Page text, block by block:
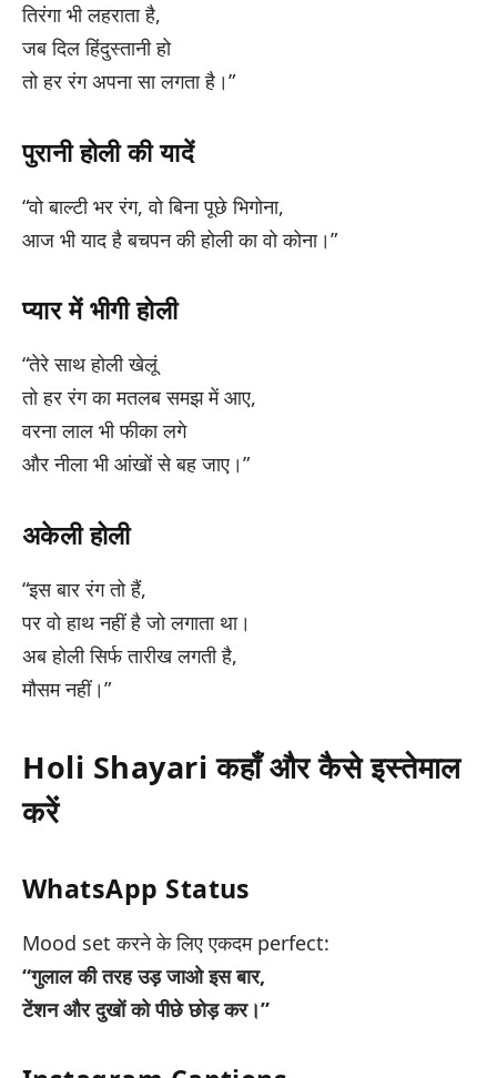
तिरंगा भी लहराता है,
जब दिल हिंदुस्तानी हो
तो हर रंग अपना सा लगता है।”
पुरानी होली की यादें
“वो बाल्टी भर रंग, वो बिना पूछे भिगोना,
आज भी याद है बचपन की होली का वो कोना।”
प्यार में भीगी होली
“तेरे साथ होली खेलूं
तो हर रंग का मतलब समझ में आए,
वरना लाल भी फीका लगे
और नीला भी आंखों से बह जाए।”
अकेली होली
“इस बार रंग तो हैं,
पर वो हाथ नहीं है जो लगाता था।
अब होली सिर्फ तारीख लगती है,
मौसम नहीं।”
Holi Shayari कहाँ और कैसे इस्तेमाल
करें
WhatsApp Status
Mood set करने के लिए एकदम perfect:
“गुलाल की तरह उड़ जाओ इस बार,
टेंशन और दुखों को पीछे छोड़ कर।”